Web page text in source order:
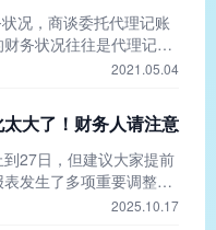
况，商谈委托代理记账
务状况往往是代理记账
任何工作的开展都是建立
了解的团队怎么能够完成
？因此，洽谈企业财务状
代理团队是记账代理工
到充分的重视。
2021.05.04
大了！财务人请注意
27日，但建议大家提前
发生了多项重要调整。
局2025年第17号公告，从
2025.10.17